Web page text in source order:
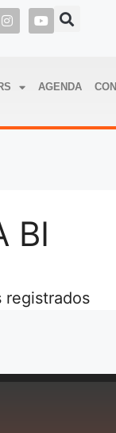
AGENDA
BI
registrados